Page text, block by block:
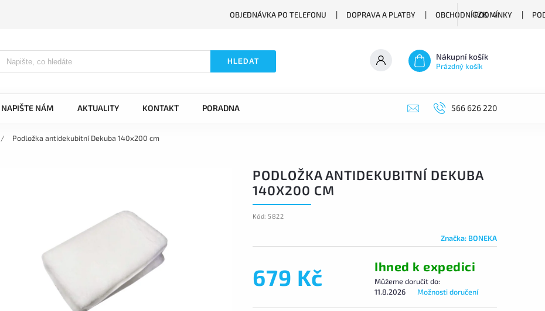
OBJEDNÁVKA PO TELEFONU DOPRAVA A PLATBY OBCHODNÍ PODMÍNKY
CZK
HLEDAT Nákupní košík
Prázdný košík
NAPIŠTE NÁM AKTUALITY KONTAKT PORADNA 566 626 220
/ Podložka antidekubitní Dekuba 140x200 cm
PODLOŽKA ANTIDEKUBITNÍ DEKUBA
140X200 CM
Kód: 5822
Značka: BONEKA
679 Kč Ihned k expedici
Můžeme doručit do:
11.8.2026
Možnosti doručení